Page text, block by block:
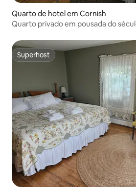
Quarto de hotel em Cornish
Quarto privado em pousada do
Superhost
Superhost